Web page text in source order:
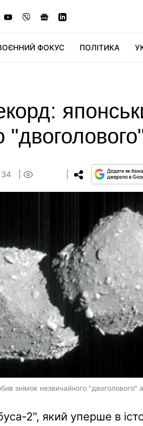
ФОКУС ПОЛІТИКА
знімок незвичайного "двоголового"
2", який уперше в